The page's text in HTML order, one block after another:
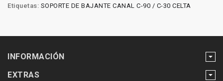
Etiquetas: SOPORTE DE BAJANTE CANAL C-90 / C-30 CELTA
INFORMACIÓN
EXTRAS